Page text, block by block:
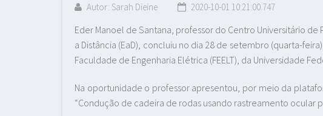
Autor: Sarah Dieine 2020-10-01 10:21:00.747
Eder Manoel de Santana, professor do Centro Universitário de
a Distância (EaD), concluiu no dia 28 de setembro (quarta-
Faculdade de Engenharia Elétrica (FEELT), da Universidade
Na oportunidade o professor apresentou, por meio da
“Condução de cadeira de rodas usando rastreamento ocular